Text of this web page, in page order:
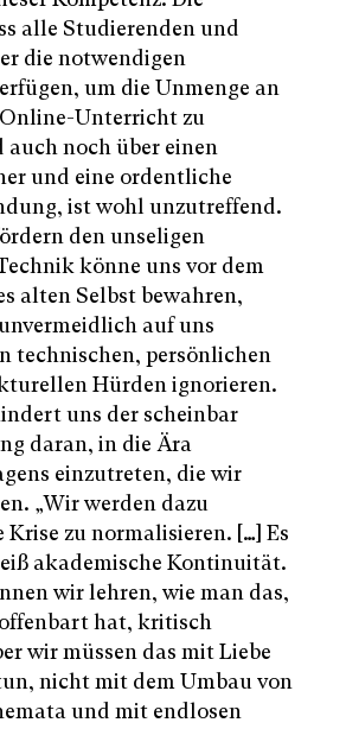
alle Studierenden und
die notwendigen
um die Unmenge an
Unterricht zu
auch noch über einen
und eine ordentliche
ist wohl unzutreffend.
den unseligen
könne uns vor dem
alten Selbst bewahren,
auf uns
technischen, persönlichen
Hürden ignorieren.
uns der scheinbar
daran, in die Ära
einzutreten, die wir
„Wir werden dazu
zu normalisieren. […] Es
akademische Kontinuität.
wir lehren, wie man das,
hat, kritisch
wir müssen das mit Liebe
nicht mit dem Umbau von
und mit endlosen